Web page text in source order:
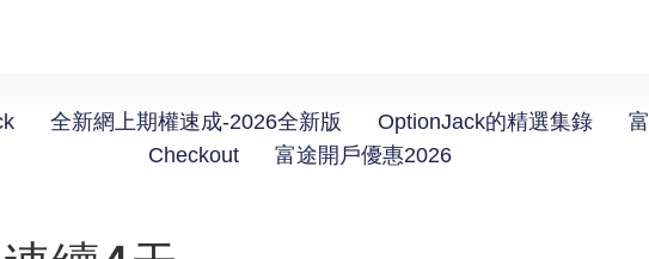
全新網上期權速成-2026全新版 OptionJack的精選集錄
Checkout
富途開戶優惠2026